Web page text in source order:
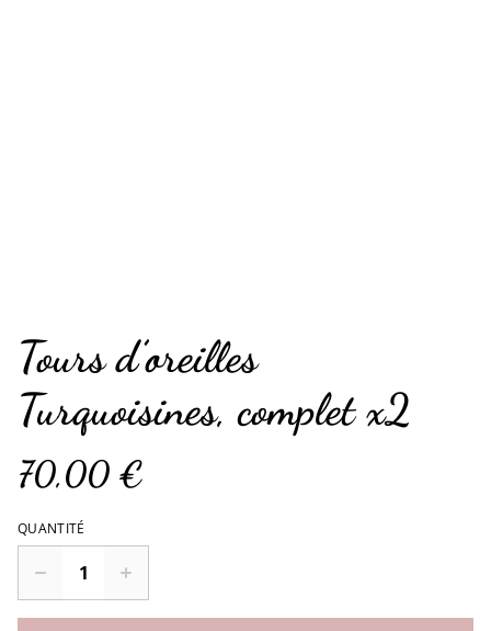
Tours d’oreilles
Turquoisines, complet x2
70,00 €
QUANTITÉ